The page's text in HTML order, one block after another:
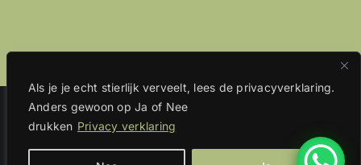
Als je je echt stierlijk verveelt, lees de privacyverklaring.
Anders gewoon op Ja of Nee
drukken Privacy verklaring
Copyright2026 | All Rights Reserved | Website
Niels.Support